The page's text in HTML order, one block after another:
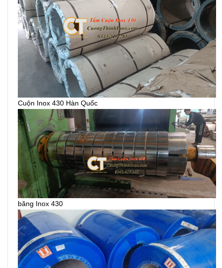
Cuộn Inox 430 Hàn Quốc
băng Inox 430